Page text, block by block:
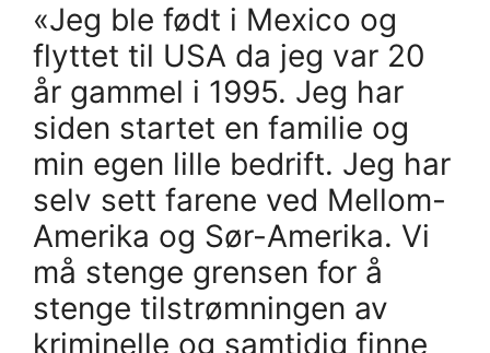
«Jeg ble født i Mexico og
flyttet til USA da jeg var 20
år gammel i 1995. Jeg har
siden startet en familie og
min egen lille bedrift. Jeg har
selv sett farene ved Mellom-
Amerika og Sør-Amerika. Vi
må stenge grensen for å
stenge tilstrømningen av
kriminelle og samtidig finne